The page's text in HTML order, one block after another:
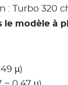
: Turbo 320
le modèle à
µ)